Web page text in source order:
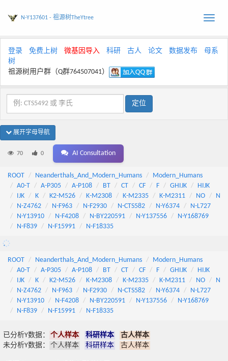
Toggle
N-Y137601 - 祖源树TheYtree
登录 免费上树 微基因导入 科研 古人 论文 数据发布
母系
树
祖源树用户群（Q群764507041）
展开字母导航
70 0 AI Consultation
ROOT Neanderthals_And_Modern_Humans
Modern_Humans
A0-T
A-P305 A-P108 BT CT CF F GHIJK
HIJK
IJK
K K2-M526 K-M2308 K-M2335 K-M2311 NO
N
N-Z4762
N-F963 N-F2930 N-CTS582 N-Y6374
N-L727
N-Y13910
N-F4208 N-BY220591 N-Y137556
N-Y168769
N-F839
N-F15991 N-F18335
ROOT Neanderthals_And_Modern_Humans
Modern_Humans
A0-T
A-P305 A-P108 BT CT CF F GHIJK
HIJK
IJK
K K2-M526 K-M2308 K-M2335 K-M2311 NO
N
N-Z4762
N-F963 N-F2930 N-CTS582 N-Y6374
N-L727
N-Y13910
N-F4208 N-BY220591 N-Y137556
N-Y168769
N-F839
N-F15991 N-F18335
已分析Y数据： 个人样本 科研样本
古人样本
未分析Y数据：
个人样本 科研样本 古人样本